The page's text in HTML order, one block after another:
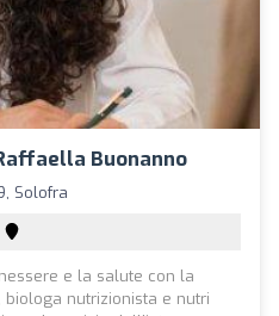
Buonanno
Solofra
e la salute con la
biologa nutrizionista e nutri